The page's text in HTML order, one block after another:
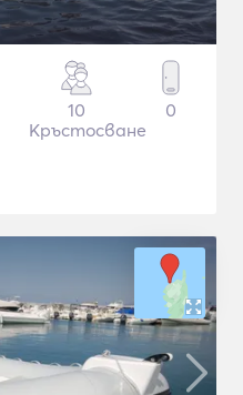
10
Кръстосване
0